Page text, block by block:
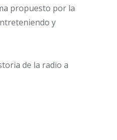
propuesto por la
y
de la radio a